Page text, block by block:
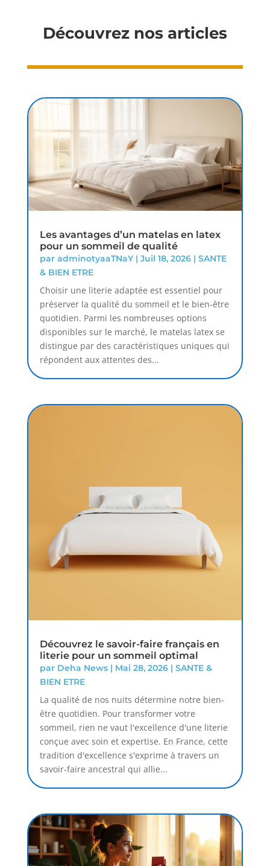
Découvrez nos articles
Les avantages d’un matelas en latex
pour un sommeil de qualité
par adminotyaaTNaY| Juil 18, 2026| SANTE
& BIEN ETRE
Choisir une literie adaptée est essentiel pour
préserver la qualité du sommeil et le bien-être
quotidien. Parmi les nombreuses options
disponibles sur le marché, le matelas latex se
distingue par des caractéristiques uniques qui
répondent aux attentes des...
Découvrez le savoir-faire français en
literie pour un sommeil optimal
par Deha News| Mai 28, 2026| SANTE &
BIEN ETRE
La qualité de nos nuits détermine notre bien-
être quotidien. Pour transformer votre
sommeil, rien ne vaut l'excellence d'une literie
conçue avec soin et expertise. En France, cette
tradition d'excellence s'exprime à travers un
savoir-faire ancestral qui allie...